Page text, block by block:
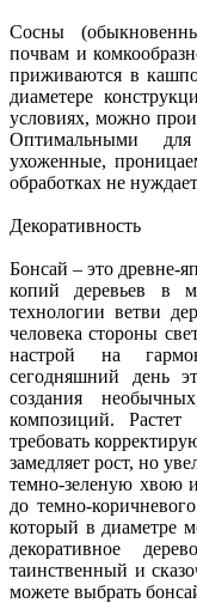
Сосны
почвам и
приживаются в
диаметере
условиях, можно
Оптимальными
ухоженные,
обработках не
Декоративность
Бонсай – это древне-
копий деревьев в
технологии ветви
человека стороны
настрой на
сегодняшний день
создания
композиций.
требовать
замедляет рост, но
темно-зеленую хвою
до темно-
который в диаметре
декоративное
таинственный и
можете выбрать